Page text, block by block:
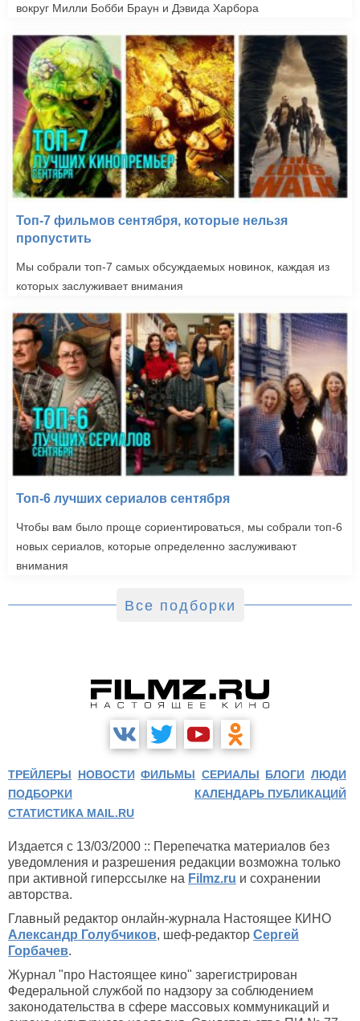
вокруг Милли Бобби Браун и Дэвида Харбора
Топ-7 фильмов сентября, которые нельзя
пропустить
Мы собрали топ-7 самых обсуждаемых новинок, каждая из
которых заслуживает внимания
Топ-6 лучших сериалов сентября
Чтобы вам было проще сориентироваться, мы собрали топ-6
новых сериалов, которые определенно заслуживают
внимания
Все подборки
ТРЕЙЛЕРЫ НОВОСТИ ФИЛЬМЫ СЕРИАЛЫ БЛОГИ ЛЮДИ
ПОДБОРКИ
КАЛЕНДАРЬ ПУБЛИКАЦИЙ
СТАТИСТИКА MAIL.RU
Издается с 13/03/2000 :: Перепечатка материалов без
уведомления и разрешения редакции возможна только
при активной гиперссылке на Filmz.ru и сохранении
авторства.
Главный редактор онлайн-журнала Настоящее КИНО
Александр Голубчиков, шеф-редактор Сергей
Горбачев.
Журнал "про Настоящее кино" зарегистрирован
Федеральной службой по надзору за соблюдением
законодательства в сфере массовых коммуникаций и